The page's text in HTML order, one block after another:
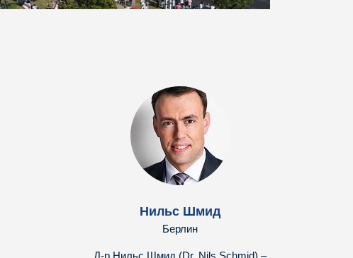
Нильс Шмид
Берлин